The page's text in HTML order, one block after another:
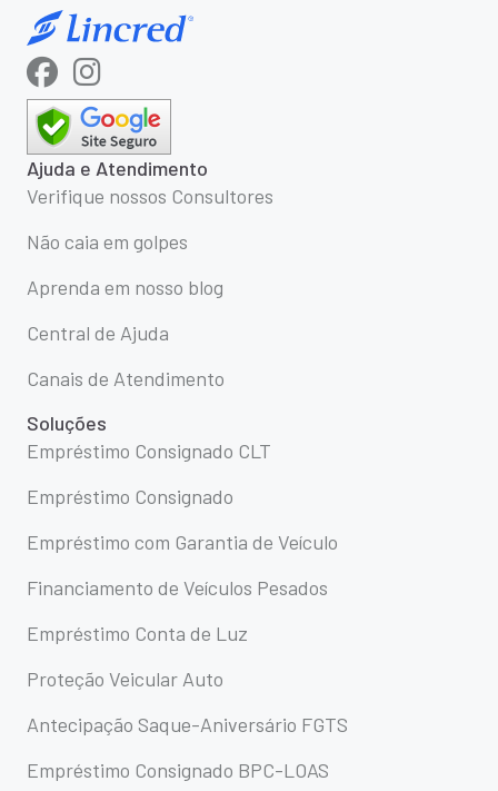
Ajuda e Atendimento
Verifique nossos Consultores
Não caia em golpes
Aprenda em nosso blog
Central de Ajuda
Canais de Atendimento
Soluções
Empréstimo Consignado CLT
Empréstimo Consignado
Empréstimo com Garantia de Veículo
Financiamento de Veículos Pesados
Empréstimo Conta de Luz
Proteção Veicular Auto
Antecipação Saque-Aniversário FGTS
Empréstimo Consignado BPC-LOAS